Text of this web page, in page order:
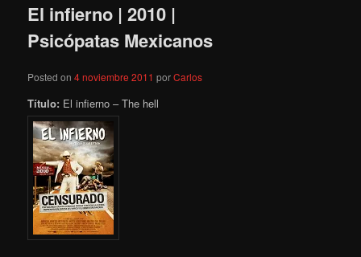
El infierno | 2010 |
Psicópatas Mexicanos
Posted on4 noviembre 2011 porCarlos
Título: El infierno – The hell